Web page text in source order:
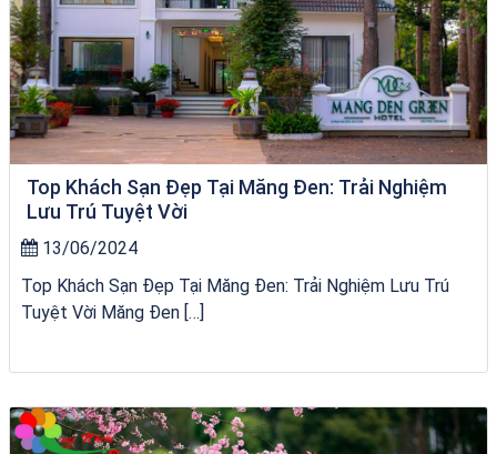
Top Khách Sạn Đẹp Tại Măng Đen: Trải Nghiệm
Lưu Trú Tuyệt Vời
13/06/2024
Top Khách Sạn Đẹp Tại Măng Đen: Trải Nghiệm Lưu Trú
Tuyệt Vời Măng Đen […]
Tour Đà Nẵng Quy Nhơn